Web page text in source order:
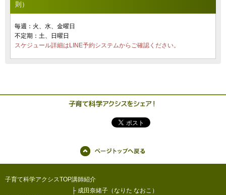
則）
毎週：火、水、金曜日
不定期：土、日曜日
スケジュール詳細はLINE予約システムからご確認ください。
子育て科学アクシスTOP講師紹介
├ 成田奈緒子（なりた なおこ）